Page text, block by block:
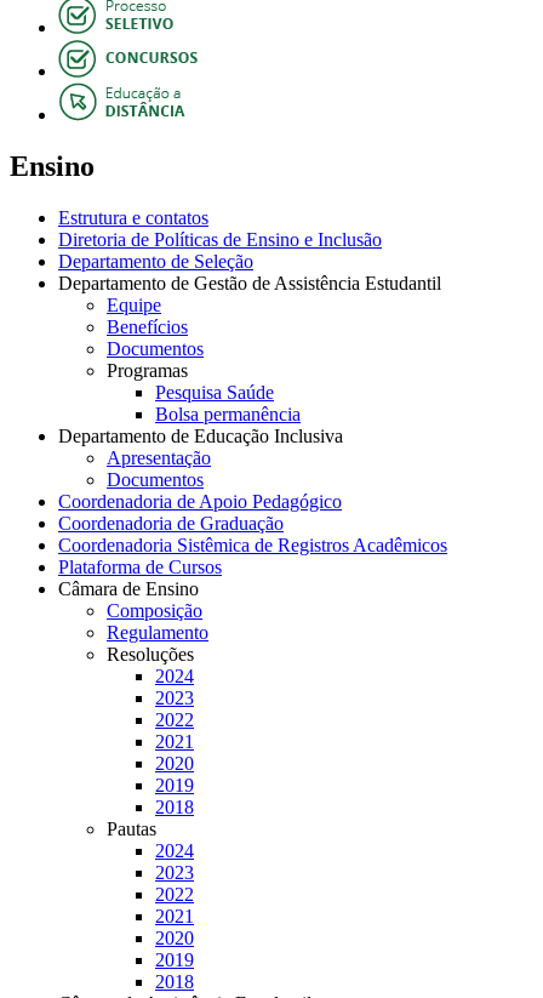
Ensino
Estrutura e contatos
Diretoria de Políticas de Ensino e Inclusão
Departamento de Seleção
Departamento de Gestão de Assistência Estudantil
Equipe
Benefícios
Documentos
Programas
Pesquisa Saúde
Bolsa permanência
Departamento de Educação Inclusiva
Apresentação
Documentos
Coordenadoria de Apoio Pedagógico
Coordenadoria de Graduação
Coordenadoria Sistêmica de Registros Acadêmicos
Plataforma de Cursos
Câmara de Ensino
Composição
Regulamento
Resoluções
2024
2023
2022
2021
2020
2019
2018
Pautas
2024
2023
2022
2021
2020
2019
2018